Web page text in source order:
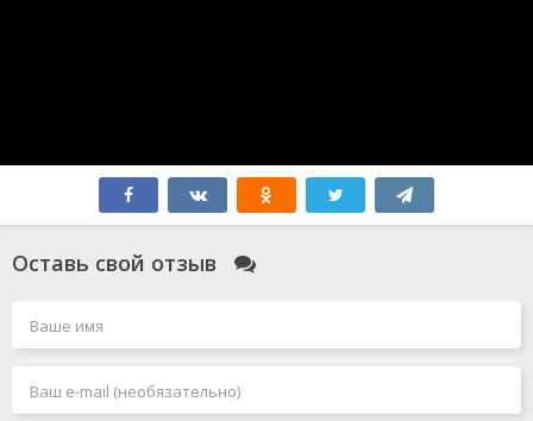
Оставь свой отзыв